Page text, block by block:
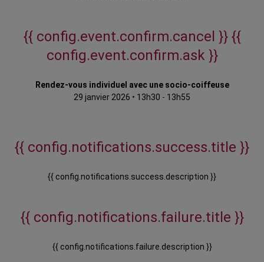
{{ config.event.confirm.cancel }} {{
config.event.confirm.ask }}
Rendez-vous individuel avec une socio-coiffeuse
29 janvier 2026 • 13h30 - 13h55
{{ config.notifications.success.title }}
{{ config.notifications.success.description }}
{{ config.notifications.failure.title }}
{{ config.notifications.failure.description }}